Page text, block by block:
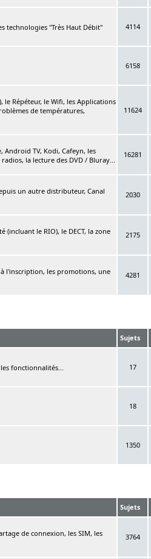
technologies "Très Haut Débit" 4114
6158
le Répéteur, le Wifi, les Applications
de températures,
11624
Android TV, Kodi, Cafeyn, les
la lecture des DVD / Bluray...
16281
un autre distributeur, Canal
2030
le RIO), le DECT, la zone
2175
l'inscription, les promotions, une
4281
Sujets
fonctionnalités... 17
18
1350
Sujets
de connexion, les SIM, les
3764